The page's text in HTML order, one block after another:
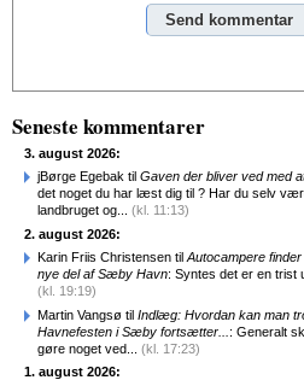
Seneste kommentarer
3. august 2026:
jBørge Egebak til Gaven der bliver ved med
det noget du har læst dig til ? Har du selv
landbruget og... (kl. 11:13)
2. august 2026:
Karin Friis Christensen til Autocampere finder
nye del af Sæby Havn: Syntes det er en trist
(kl. 19:19)
Martin Vangsø til Indlæg: Hvordan kan man
Havnefesten i Sæby fortsætter... : Generalt
gøre noget ved... (kl. 17:23)
1. august 2026: